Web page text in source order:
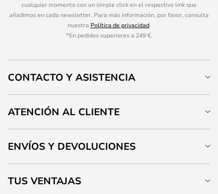
cualquier momento con un simple click en el respectivo link que
añadimos en cada newsletter. Para más información, por favor, consulta
nuestra Política de privacidad.
*En pedidos superiores a 249 €.
CONTACTO Y ASISTENCIA
ATENCIÓN AL CLIENTE
ENVÍOS Y DEVOLUCIONES
TUS VENTAJAS